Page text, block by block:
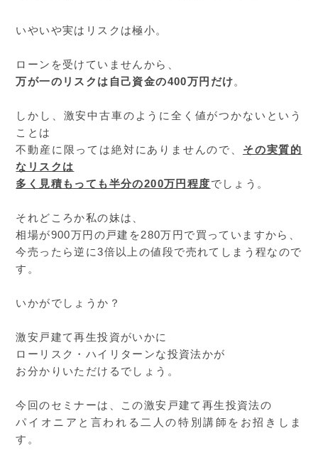
いやいや実はリスクは極小。
ローンを受けていませんから、
万が一のリスクは自己資金の400万円だけ。
しかし、激安中古車のように全く値がつかないという
ことは
不動産に限っては絶対にありませんので、 その実質的
なリスクは
多く見積もっても半分の200万円程度でしょう。
それどころか私の妹は、
相場が900万円の戸建を280万円で買っていますから、
今売ったら逆に3倍以上の値段で売れてしまう程なので
す。
いかがでしょうか？
激安戸建て再生投資がいかに
ローリスク・ハイリターンな投資法かが
お分かりいただけるでしょう。
今回のセミナーは、この激安戸建て再生投資法の
パイオニアと言われる二人の特別講師をお招きしま
す。